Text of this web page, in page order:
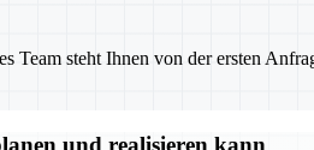
Team steht Ihnen von der ersten